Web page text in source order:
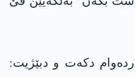
دکەت و دبێژیت: